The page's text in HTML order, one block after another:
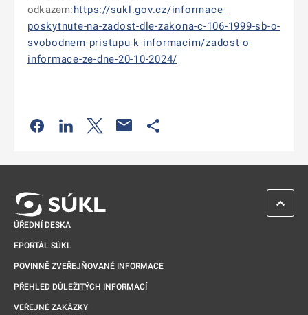
odkazem:https://sukl.gov.cz/informace-
poskytnute-na-zadost-dle-zakona-c-106-1999-sb-o-
svobodnem-pristupu-k-informacim/zadost-o-
informace-ze-dne-20-10-2024/
Odkaz se otevře na nové kartě
Odkaz se otevře na nové kartě
Odkaz se otevře na nové kartě
ÚŘEDNÍ DESKA
EPORTÁL SÚKL
POVINNĚ ZVEŘEJŇOVANÉ INFORMACE
PŘEHLED DŮLEŽITÝCH INFORMACÍ
VEŘEJNÉ ZAKÁZKY
ZPĚT